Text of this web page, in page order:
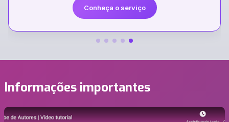
Conheça o serviço
Informações importantes